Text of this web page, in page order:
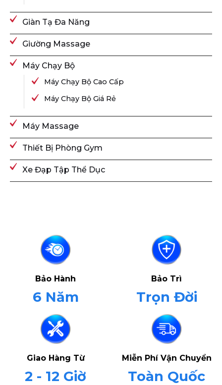
Giàn Tạ Đa Năng
Giường Massage
Máy Chạy Bộ
Máy Chạy Bộ Cao Cấp
Máy Chạy Bộ Giá Rẻ
Máy Massage
Thiết Bị Phòng Gym
Xe Đạp Tập Thể Dục
Bảo Hành
6 Năm
Bảo Trì
Trọn Đời
Giao Hàng Từ
2 - 12 Giờ
Miễn Phí Vận Chuyển
Toàn Quốc